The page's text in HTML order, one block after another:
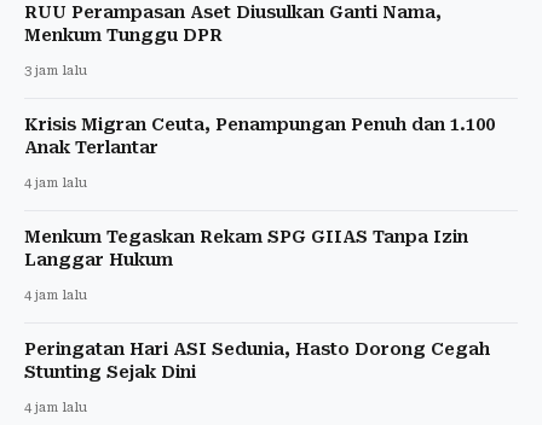
RUU Perampasan Aset Diusulkan Ganti Nama,
Menkum Tunggu DPR
3 jam lalu
Krisis Migran Ceuta, Penampungan Penuh dan 1.100
Anak Terlantar
4 jam lalu
Menkum Tegaskan Rekam SPG GIIAS Tanpa Izin
Langgar Hukum
4 jam lalu
Peringatan Hari ASI Sedunia, Hasto Dorong Cegah
Stunting Sejak Dini
4 jam lalu